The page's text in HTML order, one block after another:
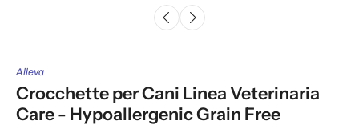
Alleva
Crocchette per Cani Linea Veterinaria
Care - Hypoallergenic Grain Free